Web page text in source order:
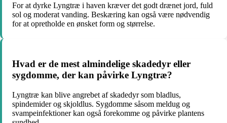
For at dyrke Lyngtræ i haven kræver det godt drænet jord, fuld
sol og moderat vanding. Beskæring kan også være nødvendig
for at opretholde en ønsket form og størrelse.
Hvad er de mest almindelige skadedyr eller
sygdomme, der kan påvirke Lyngtræ?
Lyngtræ kan blive angrebet af skadedyr som bladlus,
spindemider og skjoldlus. Sygdomme såsom meldug og
svampeinfektioner kan også forekomme og påvirke plantens